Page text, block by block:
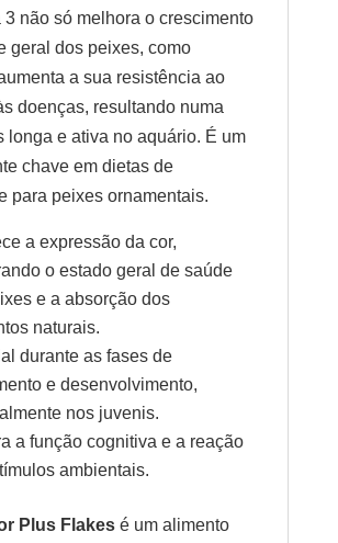
3 não só melhora o crescimento
geral dos peixes, como
a sua resistência ao
doenças, resultando numa
longa e ativa no aquário. É um
chave em dietas de
para peixes ornamentais.
a expressão da cor,
o estado geral de saúde
e a absorção dos
naturais.
durante as fases de
e desenvolvimento,
nos juvenis.
a função cognitiva e a reação
ambientais.
Plus Flakesé um alimento